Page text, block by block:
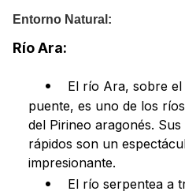
Entorno Natural:
Río Ara:
El río Ara, sobre
puente, es uno de los
del Pirineo aragonés.
rápidos son un
impresionante.
El río serpentea a